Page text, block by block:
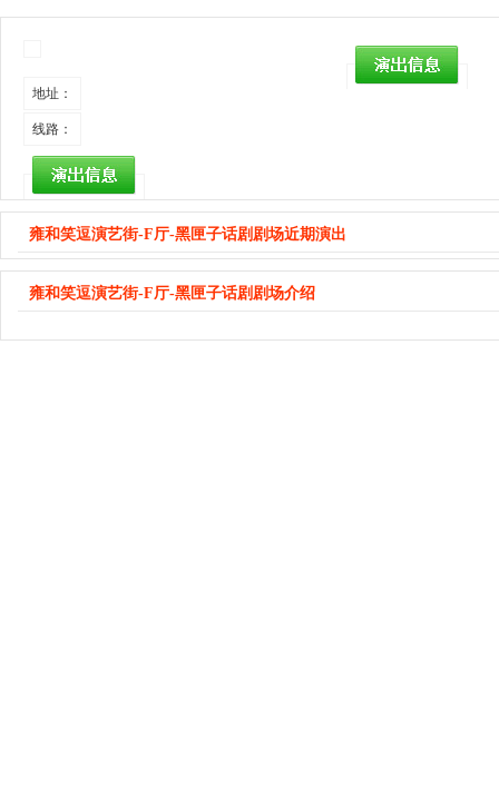
地址：
线路：
雍和笑逗演艺街-F厅-黑匣子话剧剧场近期演出
雍和笑逗演艺街-F厅-黑匣子话剧剧场介绍